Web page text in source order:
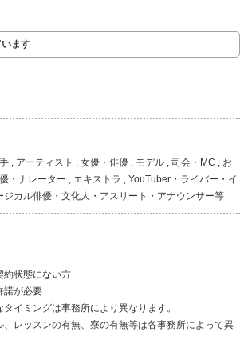
ます
, アーティスト , 女優・俳優 , モデル , 司会・MC , お
・ナレーター , エキストラ , YouTuber・ライバー・イ
ジカル俳優・文化人・アスリート・アナウンサー等
約状態にない方
諾が必要
イミングは事務所により異なります。
レッスンの有無、寮の有無等は各事務所によって異